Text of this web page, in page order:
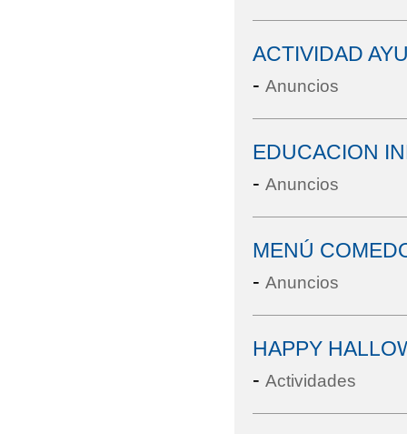
ACTIVIDAD
- Anuncios
EDUCACION
- Anuncios
MENÚ
- Anuncios
HAPPY
- Actividades